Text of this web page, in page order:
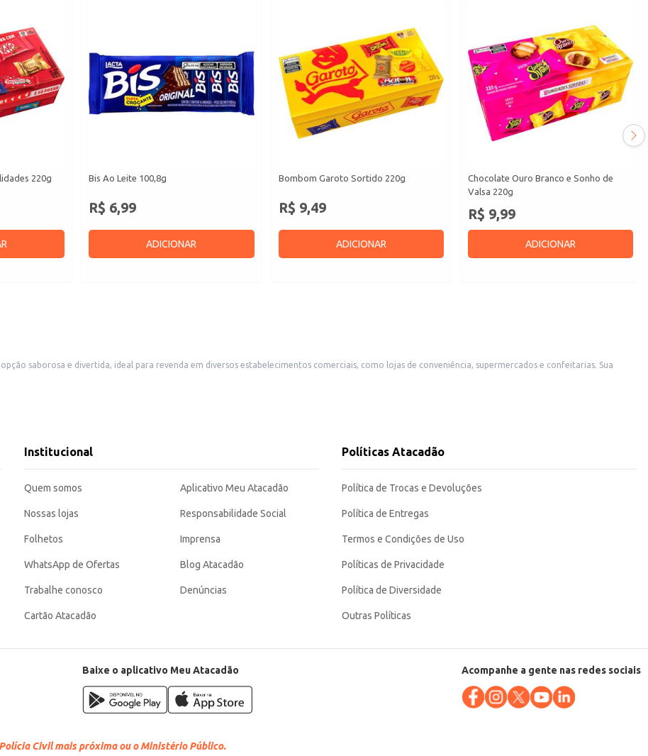
220g Bis Ao Leite 100,8g
R$ 6,99
ADICIONAR
Bombom Garoto Sortido 220g
R$ 9,49
ADICIONAR
Chocolate Ouro Branco e Sonho de
Valsa 220g
R$ 9,99
ADICIONAR
saborosa e divertida, ideal para revenda em diversos estabelecimentos comerciais, como lojas de conveniência, supermercados e confeitarias. Sua
bom custo-benefício para o varejista, combinando atratividade visual com um sabor apreciado por diferentes públicos. Sua embalagem individual garante
Institucional
Quem somos
Nossas lojas
Folhetos
WhatsApp de Ofertas
Trabalhe conosco
Cartão Atacadão
Aplicativo Meu Atacadão
Responsabilidade Social
Imprensa
Blog Atacadão
Denúncias
Políticas Atacadão
Política de Trocas e Devoluções
Política de Entregas
Termos e Condições de Uso
Políticas de Privacidade
Política de Diversidade
Outras Políticas
Baixe o aplicativo Meu Atacadão Acompanhe a gente nas redes sociais
Civil mais próxima ou o Ministério Público.